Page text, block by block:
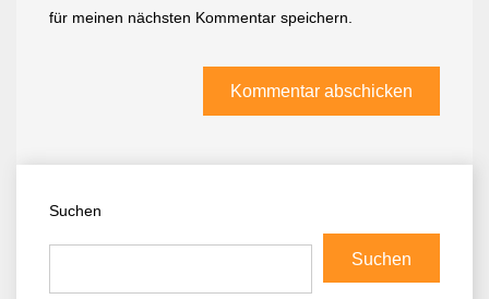
für meinen nächsten Kommentar speichern.
Suchen
Suchen